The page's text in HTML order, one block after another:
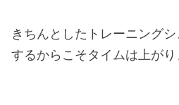
きちんとしたトレーニング
するからこそタイムは上がり